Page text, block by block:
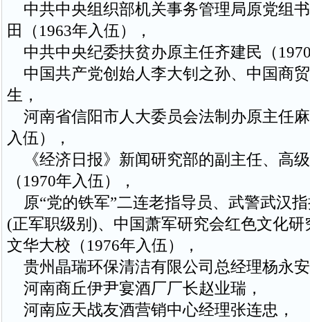
中共中央组织部机关事务管理局原党组
田（1963年入伍），
中共中央纪委扶贫办原主任齐建民（
中国共产党创始人李大钊之孙、中国商
生，
河南省信阳市人大委员会法制办原主任
入伍），
《经济日报》新闻研究部的副主任、高
（1970年入伍），
原“党的铁军”二连老指导员、武警武汉
(正军职级别)、中国萧军研究会红色文化研
文华大校（1976年入伍），
贵州晶瑞环保清洁有限公司总经理杨永
河南商丘伊尹宴酒厂厂长赵业瑞，
河南应天战友酒营销中心经理张连忠，